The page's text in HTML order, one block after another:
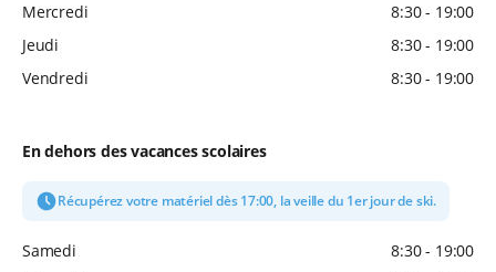
Mercredi
8:30 - 19:00
Jeudi
8:30 - 19:00
Vendredi
8:30 - 19:00
En dehors des vacances scolaires
Récupérez votre matériel dès 17:00, la veille du 1er jour de ski.
Samedi
8:30 - 19:00